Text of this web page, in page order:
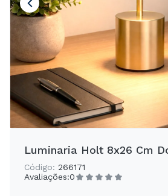
Luminaria Holt 8x26 Cm
Código: 266171
Avaliações:0